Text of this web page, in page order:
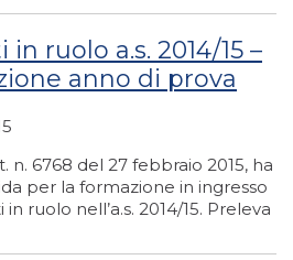
ruolo a.s. 2014/15 –
anno di prova
n. 6768 del 27 febbraio 2015, ha
per la formazione in ingresso
ruolo nell’a.s. 2014/15. Preleva